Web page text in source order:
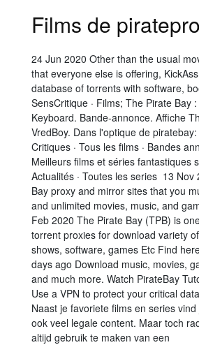
Films de
24 Jun 2020 Other than the usual
that everyone else is offering,
database of torrents with software,
SensCritique · Films; The Pirate Bay
Keyboard. Bande-annonce. Affiche
VredBoy. Dans l'optique de
Critiques · Tous les films · Bandes
Meilleurs films et séries fantastiques
Actualités · Toutes les series 13 Nov
Bay proxy and mirror sites that you
and unlimited movies, music, and
Feb 2020 The Pirate Bay (TPB) is
torrent proxies for download variety
shows, software, games Etc Find
days ago Download music, movies,
and much more. Watch PirateBay
Use a VPN to protect your critical
Naast je favoriete films en series
ook veel legale content. Maar toch
altijd gebruik te maken van een